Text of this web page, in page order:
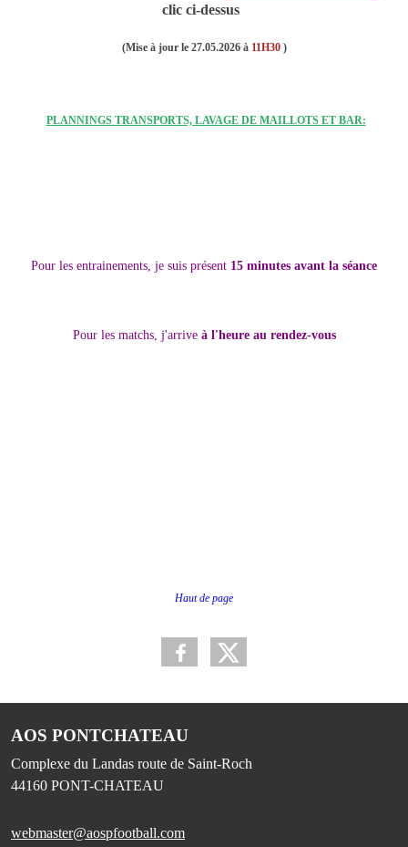
clic ci-dessus
(Mise à jour le 27.05.2026 à11H30 )
PLANNINGS TRANSPORTS, LAVAGE DE MAILLOTS ET BAR:
Pour les entrainements, je suis présent 15 minutes avant la séance
Pour les matchs, j'arrive à l'heure au rendez-vous
Haut de page
AOS PONTCHATEAU
Complexe du Landas route de Saint-Roch
44160 PONT-CHATEAU
webmaster@aospfootball.com